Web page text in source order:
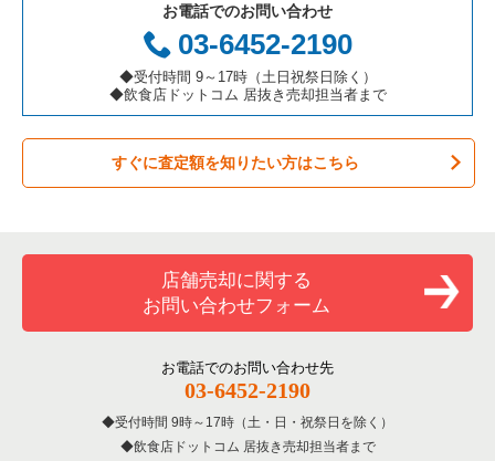
お弁当・惣菜・デリの居抜き売却物件の案件一覧
カラオケ・パブ・スナックの居抜き売却物件の案件一覧
バーの居抜き売却物件の案件一覧
居酒屋・ダイニングバーの居抜き売却物件の案件一覧
洋食の居抜き売却物件の案件一覧
その他の居抜き売却物件の案件一覧
三重県の飲食店の居抜き売却物件の案件一覧
足立区の飲食店の居抜き売却物件の案件一覧
板橋区の飲食店の居抜き売却物件の案件一覧
台東区の飲食店の居抜き売却物件の案件一覧
練馬区の飲食店の居抜き売却物件の案件一覧
北区の飲食店の居抜き売却物件の案件一覧
江戸川区の飲食店の居抜き売却物件の案件一覧
墨田区の飲食店の居抜き売却物件の案件一覧
東京23区のアジア料理の居抜き売却物件の案件一覧
東京23区のカフェの居抜き売却物件の案件一覧
東京23区のテイクアウトの居抜き売却物件の案件一覧
東京23区のお弁当・惣菜・デリの居抜き売却物件の案件一覧
東京23区のバーの居抜き売却物件の案件一覧
東京23区の居酒屋・ダイニングバーの居抜き売却物件の案件一
東京23区の専門料理の居抜き売却物件の案件一覧
東京23区の和食の居抜き売却物件の案件一覧
中央区の鉄板焼き・お好み焼の居抜き売却物件の案件一覧
中央区のアジア料理の居抜き売却物件の案件一覧
中央区のカフェの居抜き売却物件の案件一覧
中央区のお弁当・惣菜・デリの居抜き売却物件の案件一覧
中央区のバーの居抜き売却物件の案件一覧
中央区の居酒屋・ダイニングバーの居抜き売却物件の案件一覧
中央区の専門料理の居抜き売却物件の案件一覧
中央区の和食の居抜き売却物件の案件一覧
お電話でのお問い合わせ
03-6452-2190
◆受付時間 9～17時（土日祝祭日除く）
◆飲食店ドットコム 居抜き売却担当者まで
すぐに査定額を知りたい方はこちら
店舗売却に関する
お問い合わせフォーム
お電話でのお問い合わせ先
03-6452-2190
受付時間 9時～17時（土・日・祝祭日を除く）
飲食店ドットコム 居抜き売却担当者まで